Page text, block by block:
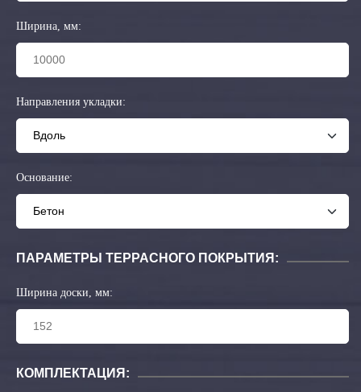
Ширина, мм:
Направления укладки:
Основание:
ПАРАМЕТРЫ ТЕРРАСНОГО ПОКРЫТИЯ:
Ширина доски, мм:
КОМПЛЕКТАЦИЯ: